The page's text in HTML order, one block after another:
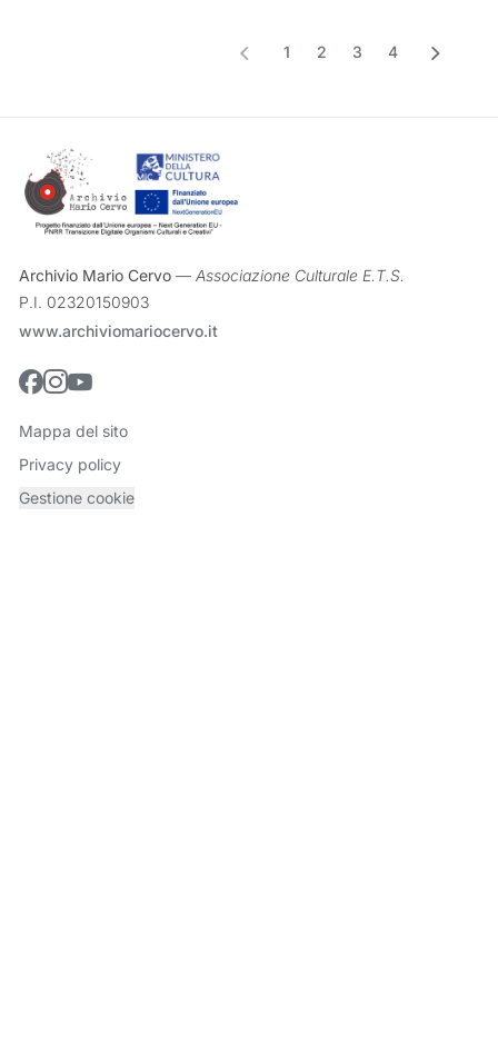
Precedente
1 2 3 4
Archivio Mario Cervo —Associazione Culturale E.T.S.
P.I. 02320150903
www.archiviomariocervo.it
Seguici su Facebook
Seguici su Instagram
Seguici su YouTube
Mappa del sito
Privacy policy
Gestione cookie